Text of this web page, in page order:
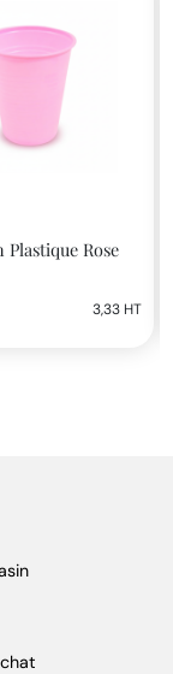
Plastique Rose
3,33 HT